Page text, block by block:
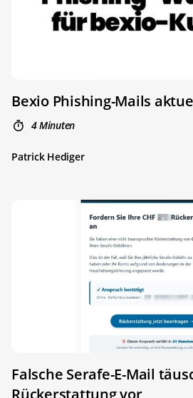
Bexio Phishing-Mails
4 Minuten
Patrick Hediger
Falsche Serafe-E-Mail